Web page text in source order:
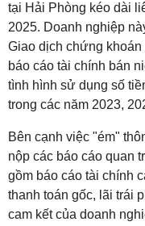
tại Hải Phòng kéo dài
2025. Doanh nghiệp
Giao dịch chứng
báo cáo tài chính bán
tình hình sử dụng số
trong các năm 2023,
Bên cạnh việc "ém"
nộp các báo cáo quan
gồm báo cáo tài chính
thanh toán gốc, lãi trái
cam kết của doanh